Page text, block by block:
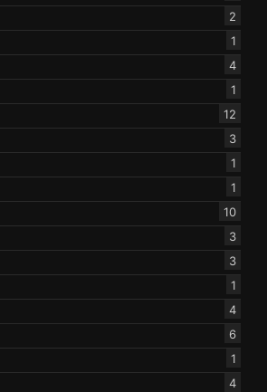
2
1
4
1
12
3
1
1
10
3
3
1
4
6
1
4